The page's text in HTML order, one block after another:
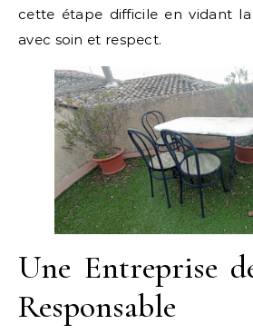
cette étape difficile en vidant
avec soin et respect.
Une Entreprise
Responsable